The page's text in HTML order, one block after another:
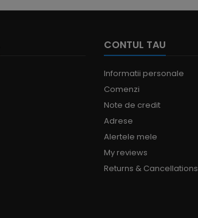
CONTUL TAU
Informatii personale
Comenzi
Note de credit
Adrese
Alertele mele
My reviews
Returns & Cancellations